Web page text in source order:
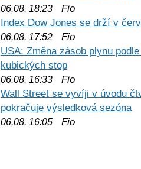
06.08. 18:23 Fio
Index Dow Jones se drží v
06.08. 17:52 Fio
USA: Změna zásob plynu
kubických stop
06.08. 16:33 Fio
Wall Street se vyvíji v úvodu
pokračuje výsledková sezóna
06.08. 16:05 Fio